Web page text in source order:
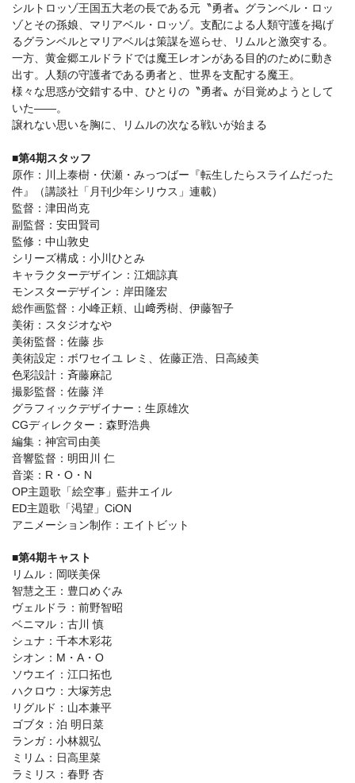
シルトロッゾ王国五大老の長である元〝勇者〟グランベル・ロッ
ゾとその孫娘、マリアベル・ロッゾ。支配による人類守護を掲げ
るグランベルとマリアベルは策謀を巡らせ、リムルと激突する。
一方、黄金郷エルドラドでは魔王レオンがある目的のために動き
出す。人類の守護者である勇者と、世界を支配する魔王。
様々な思惑が交錯する中、ひとりの〝勇者〟が目覚めようとして
いた――。
譲れない思いを胸に、リムルの次なる戦いが始まる
■第4期スタッフ
原作：川上泰樹・伏瀬・みっつばー『転生したらスライムだった
件』（講談社「月刊少年シリウス」連載）
監督：津田尚克
副監督：安田賢司
監修：中山敦史
シリーズ構成：小川ひとみ
キャラクターデザイン：江畑諒真
モンスターデザイン：岸田隆宏
総作画監督：小峰正頼、山﨑秀樹、伊藤智子
美術：スタジオなや
美術監督：佐藤 歩
美術設定：ボワセイユ レミ、佐藤正浩、日高綾美
色彩設計：斉藤麻記
撮影監督：佐藤 洋
グラフィックデザイナー：生原雄次
CGディレクター：森野浩典
編集：神宮司由美
音響監督：明田川 仁
音楽：R・O・N
OP主題歌「絵空事」藍井エイル
ED主題歌「渇望」CiON
アニメーション制作：エイトビット
■第4期キャスト
リムル：岡咲美保
智慧之王：豊口めぐみ
ヴェルドラ：前野智昭
ベニマル：古川 慎
シュナ：千本木彩花
シオン：M・A・O
ソウエイ：江口拓也
ハクロウ：大塚芳忠
リグルド：山本兼平
ゴブタ：泊 明日菜
ランガ：小林親弘
ミリム：日高里菜
ラミリス：春野 杏